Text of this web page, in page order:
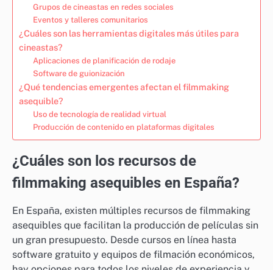
Grupos de cineastas en redes sociales
Eventos y talleres comunitarios
¿Cuáles son las herramientas digitales más útiles para
cineastas?
Aplicaciones de planificación de rodaje
Software de guionización
¿Qué tendencias emergentes afectan el filmmaking
asequible?
Uso de tecnología de realidad virtual
Producción de contenido en plataformas digitales
¿Cuáles son los recursos de
filmmaking asequibles en España?
En España, existen múltiples recursos de filmmaking
asequibles que facilitan la producción de películas sin
un gran presupuesto. Desde cursos en línea hasta
software gratuito y equipos de filmación económicos,